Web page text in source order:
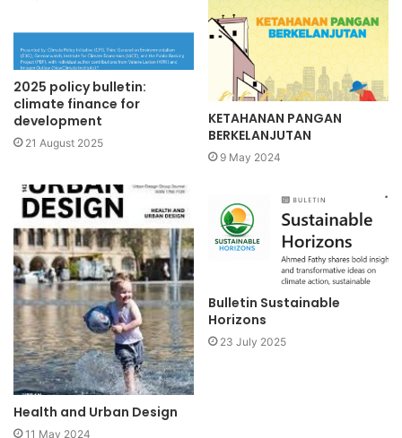
2025 policy bulletin:
climate finance for
development
21 August 2025
KETAHANAN PANGAN
BERKELANJUTAN
9 May 2024
Health and Urban Design
11 May 2024
Bulletin Sustainable
Horizons
23 July 2025